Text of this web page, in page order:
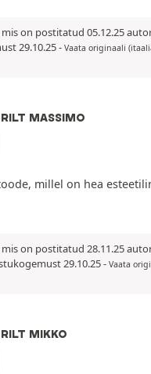
on postitatud 05.12.25
29.10.25- Vaata originaali
MASSIMO
millel on hea
on postitatud 28.11.25
29.10.25- Vaata
MIKKO